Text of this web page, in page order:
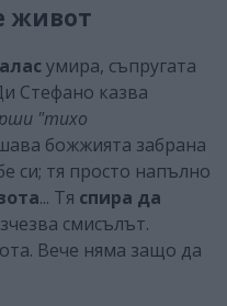
живот
умира, съпругата
Стефано казва
"тихо
божжията забрана
си; тя просто напълно
... Тя спира да
смисълът.
Вече няма защо да